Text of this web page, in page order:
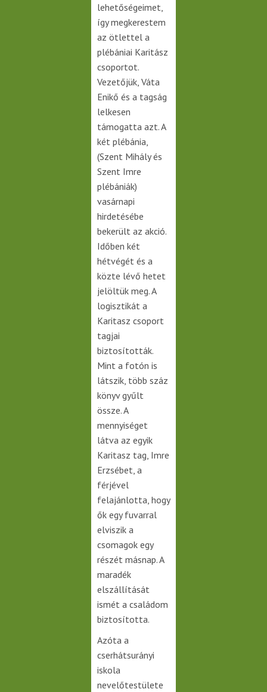
lehetőségeimet,
így megkerestem
az ötlettel a
plébániai Karitász
csoportot.
Vezetőjük, Váta
Enikő és a tagság
lelkesen
támogatta azt. A
két plébánia,
(Szent Mihály és
Szent Imre
plébániák)
vasárnapi
hirdetésébe
bekerült az akció.
Időben két
hétvégét és a
közte lévő hetet
jelöltük meg. A
logisztikát a
Karitasz csoport
tagjai
biztosították.
Mint a fotón is
látszik, több száz
könyv gyűlt
össze. A
mennyiséget
látva az egyik
Karitasz tag, Imre
Erzsébet, a
férjével
felajánlotta, hogy
ők egy fuvarral
elviszik a
csomagok egy
részét másnap. A
maradék
elszállítását
ismét a családom
biztosította.
Azóta a
cserhátsurányi
iskola
nevelőtestülete